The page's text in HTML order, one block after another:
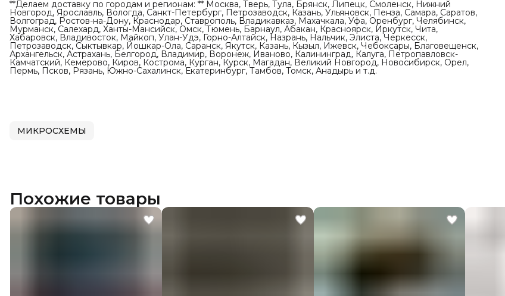
**Делаем доставку по городам и регионам: ** Москва, Тверь, Тула, Брянск, Липецк, Смоленск, Нижний
Новгород, Ярославль, Вологда, Санкт-Петербург, Петрозаводск, Казань, Ульяновск, Пенза, Самара, Саратов,
Волгоград, Ростов-на-Дону, Краснодар, Ставрополь, Владикавказ, Махачкала, Уфа, Оренбург, Челябинск,
Мурманск, Салехард, Ханты-Мансийск, Омск, Тюмень, Барнаул, Абакан, Красноярск, Иркутск, Чита,
Хабаровск, Владивосток, Майкоп, Улан-Удэ, Горно-Алтайск, Назрань, Нальчик, Элиста, Черкесск,
Петрозаводск, Сыктывкар, Йошкар-Ола, Саранск, Якутск, Казань, Кызыл, Ижевск, Чебоксары, Благовещенск,
Архангельск, Астрахань, Белгород, Владимир, Воронеж, Иваново, Калининград, Калуга, Петропавловск-
Камчатский, Кемерово, Киров, Кострома, Курган, Курск, Магадан, Великий Новгород, Новосибирск, Орел,
Пермь, Псков, Рязань, Южно-Сахалинск, Екатеринбург, Тамбов, Томск, Анадырь и т.д.
МИКРОСХЕМЫ
Похожие товары